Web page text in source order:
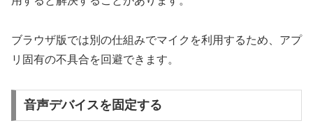
ブラウザ版では別の仕組みでマイクを利用するため、アプ
リ固有の不具合を回避できます。
音声デバイスを固定する